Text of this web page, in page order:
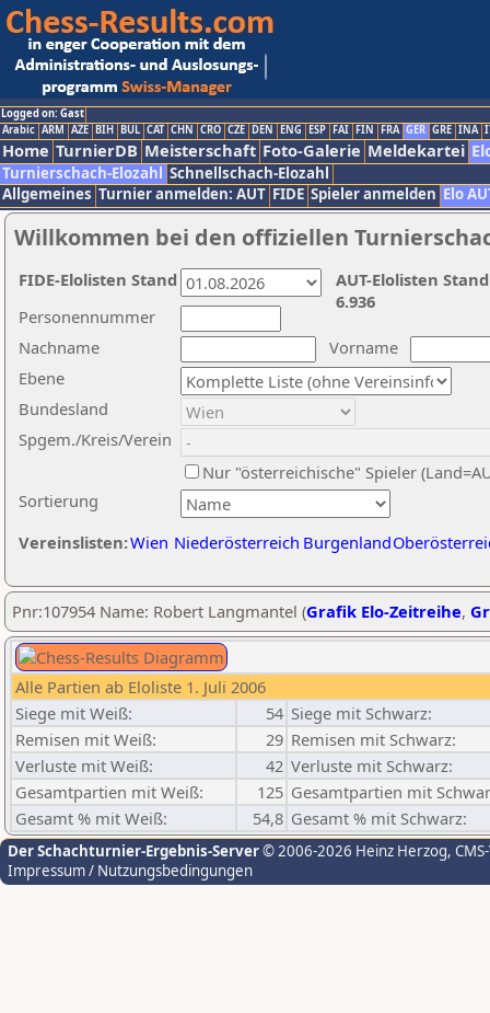
Logged on: Gast
Arabic ARM AZE BIH BUL CAT CHN CRO CZE DEN ENG ESP FAI FIN FRA GER GRE INA
Home TurnierDB Meisterschaft Foto-Galerie Meldekartei
Turnierschach-Elozahl Schnellschach-Elozahl
Allgemeines Turnier anmelden: AUT FIDE Spieler anmelden Elo
Willkommen bei den offiziellen
Nachname
Vorname
Ebene
Sortierung
Personennummer
Bundesland
Spgem./Kreis/Verein
Nur "österreichische" Spieler
Vereinslisten:Wien Niederösterreich Burgenland
AUT-Elolisten
6.936
FIDE-Elolisten Stand
Pnr:107954 Name: Robert Langmantel (Grafik Elo-Zeitreihe,
Alle Partien ab Eloliste 1. Juli 2006
Siege mit Weiß:
54 Siege mit Schwarz:
Remisen mit Weiß:
29 Remisen mit Schwarz:
Verluste mit Weiß:
42 Verluste mit Schwarz:
Gesamtpartien mit Weiß:
125 Gesamtpartien mit
Gesamt % mit Weiß:
54,8 Gesamt % mit Schwarz:
Der Schachturnier-Ergebnis-Server© 2006-2026 Heinz Herzog,
Impressum / Nutzungsbedingungen